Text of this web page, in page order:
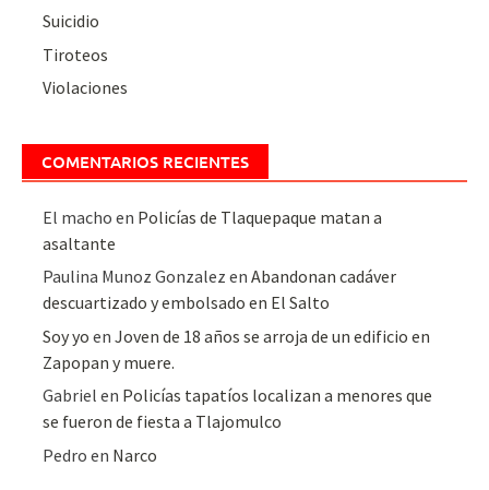
Suicidio
Tiroteos
Violaciones
COMENTARIOS RECIENTES
El macho en Policías de Tlaquepaque matan a
asaltante
Paulina Munoz Gonzalez enAbandonan cadáver
descuartizado y embolsado en El Salto
Soy yo enJoven de 18 años se arroja de un edificio en
Zapopan y muere.
Gabriel en Policías tapatíos localizan a menores que
se fueron de fiesta a Tlajomulco
Pedro en Narco